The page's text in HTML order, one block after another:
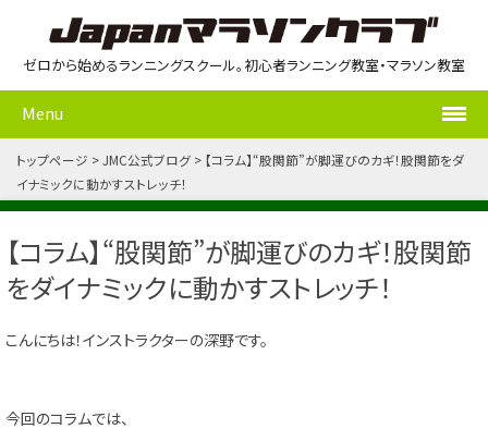
ゼロから始めるランニングスクール。初心者ランニング教室・マラソン教室
Menu
トップページ JMC公式ブログ
【コラム】“股関節”が脚運びのカギ！股関節をダ
イナミックに動かすストレッチ！
【コラム】“股関節”が脚運びのカギ！股関節
をダイナミックに動かすストレッチ！
こんにちは！インストラクターの深野です。
今回のコラムでは、